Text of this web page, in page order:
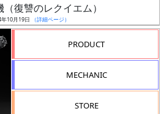
復讐のレクイエム）
10月19日 （詳細ページ）
PRODUCT
MECHANIC
STORE